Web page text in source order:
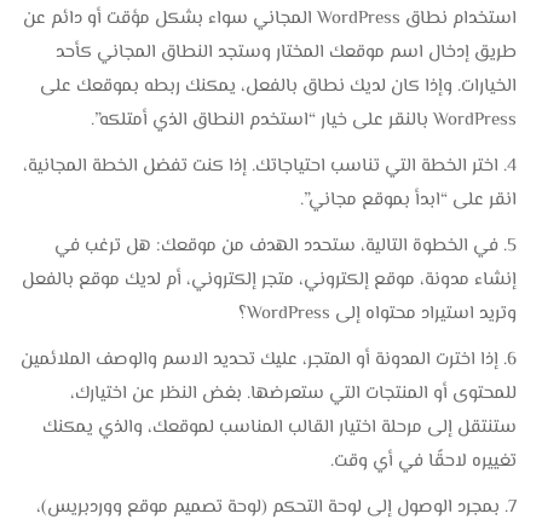
استخدام نطاق WordPress المجاني سواء بشكل مؤقت أو دائم عن
طريق إدخال اسم موقعك المختار وستجد النطاق المجاني كأحد
الخيارات. وإذا كان لديك نطاق بالفعل، يمكنك ربطه بموقعك على
WordPress بالنقر على خيار “استخدم النطاق الذي أمتلكه”.
اختر الخطة التي تناسب احتياجاتك. إذا كنت تفضل الخطة المجانية،
انقر على “ابدأ بموقع مجاني”.
في الخطوة التالية، ستحدد الهدف من موقعك: هل ترغب في
إنشاء مدونة، موقع إلكتروني، متجر إلكتروني، أم لديك موقع بالفعل
وتريد استيراد محتواه إلى WordPress؟
إذا اخترت المدونة أو المتجر، عليك تحديد الاسم والوصف الملائمين
للمحتوى أو المنتجات التي ستعرضها. بغض النظر عن اختيارك،
ستنتقل إلى مرحلة اختيار القالب المناسب لموقعك، والذي يمكنك
تغييره لاحقًا في أي وقت.
بمجرد الوصول إلى لوحة التحكم (لوحة تصميم موقع ووردبريس)،